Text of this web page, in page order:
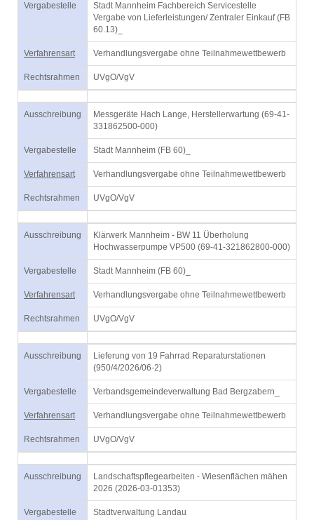
Vergabestelle
Stadt Mannheim Fachbereich Servicestelle
Vergabe von Lieferleistungen/ Zentraler Einkauf (FB
60.13)_
Verfahrensart Verhandlungsvergabe ohne Teilnahmewettbewerb
Rechtsrahmen UVgO/VgV
Ausschreibung
Messgeräte Hach Lange, Herstellerwartung (69-41-
331862500-000)
Vergabestelle Stadt Mannheim (FB 60)_
Verfahrensart Verhandlungsvergabe ohne Teilnahmewettbewerb
Rechtsrahmen UVgO/VgV
Ausschreibung
Klärwerk Mannheim - BW 11 Überholung
Hochwasserpumpe VP500 (69-41-321862800-000)
Vergabestelle Stadt Mannheim (FB 60)_
Verfahrensart Verhandlungsvergabe ohne Teilnahmewettbewerb
Rechtsrahmen UVgO/VgV
Ausschreibung
Lieferung von 19 Fahrrad Reparaturstationen
(950/4/2026/06-2)
Vergabestelle Verbandsgemeindeverwaltung Bad Bergzabern_
Verfahrensart Verhandlungsvergabe ohne Teilnahmewettbewerb
Rechtsrahmen UVgO/VgV
Ausschreibung
Landschaftspflegearbeiten - Wiesenflächen mähen
2026 (2026-03-01353)
Vergabestelle Stadtverwaltung Landau